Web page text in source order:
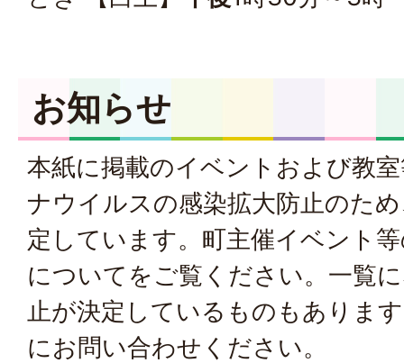
お知らせ
本紙に掲載のイベントおよび教
ナウイルスの感染拡大防止のた
定しています。 町主催イベント
について をご覧ください。一覧
止が決定しているものもありま
にお問い合わせください。